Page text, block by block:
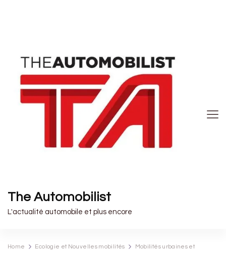
The Automobilist
L'actualité automobile et plus encore
Home Ecologie et Nouvelles mobilités
Mobilités urbaines et